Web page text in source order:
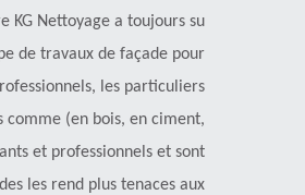
KG Nettoyage a toujours su
de travaux de façade pour
les particuliers
(en bois, en ciment,
et professionnels et sont
les rend plus tenaces aux